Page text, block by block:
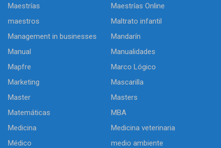
Maestrías
Maestrías Online
maestros
Maltrato infantil
Management in businesses
Mandarín
Manual
Manualidades
Mapfre
Marco Lógico
Marketing
Mascarilla
Master
Masters
Matemáticas
MBA
Medicina
Medicina veterinaria
Médico
medio ambiente